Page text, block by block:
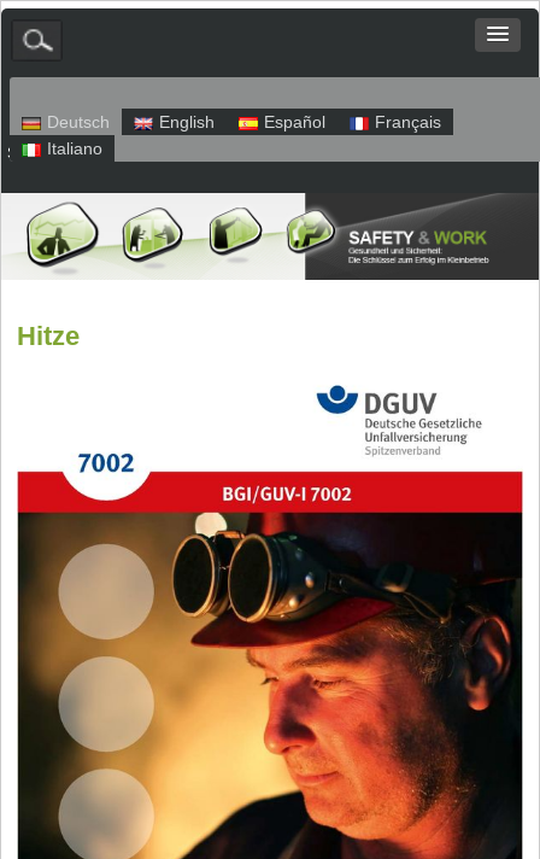
Deutsch English Español
Français
Italiano
Sitemap Impressum
Hitze